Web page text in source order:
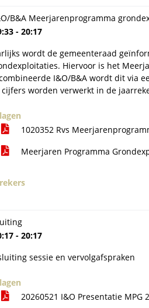
B&A Meerjarenprogramma
- 20:17
wordt de gemeenteraad
Hiervoor is het
I&O/B&A wordt dit via
cijfers worden verwerkt in de
1020352 Rvs
Meerjaren Programma
- 20:17
sessie en vervolgafspraken
20260521 I&O Presentatie MPG